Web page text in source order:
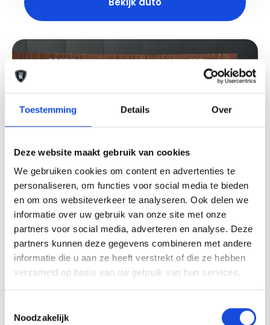
Toestemming Details Over
Deze website maakt gebruik van cookies
We gebruiken cookies om content en advertenties te
personaliseren, om functies voor social media te bieden
en om ons websiteverkeer te analyseren. Ook delen we
informatie over uw gebruik van onze site met onze
partners voor social media, adverteren en analyse. Deze
partners kunnen deze gegevens combineren met andere
informatie die u aan ze heeft verstrekt of die ze hebben
verzameld op basis van uw gebruik van hun services.
Noodzakelijk
Land Rover
Land Rover Range Rover 3.0 P510e
HSE PHEV
Lease vanaf € 1811,33 p/m